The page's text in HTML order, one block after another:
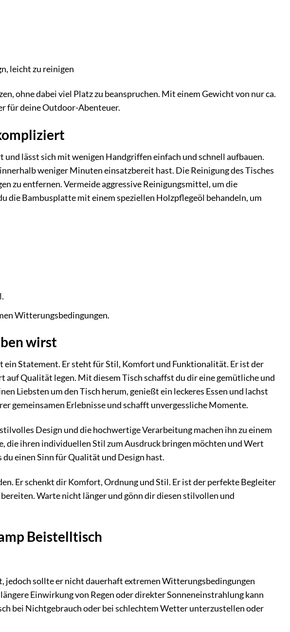
leicht zu reinigen
ohne dabei viel Platz zu beanspruchen. Mit einem Gewicht von nur ca.
für deine Outdoor-Abenteuer.
lässt sich mit wenigen Handgriffen einfach und schnell aufbauen.
weniger Minuten einsatzbereit hast. Die Reinigung des Tisches
zu entfernen. Vermeide aggressive Reinigungsmittel, um die
die Bambusplatte mit einem speziellen Holzpflegeöl behandeln, um
Witterungsbedingungen.
wirst
Statement. Er steht für Stil, Komfort und Funktionalität. Er ist der
auf Qualität legen. Mit diesem Tisch schaffst du dir eine gemütliche und
Liebsten um den Tisch herum, genießt ein leckeres Essen und lachst
gemeinsamen Erlebnisse und schafft unvergessliche Momente.
Design und die hochwertige Verarbeitung machen ihn zu einem
die ihren individuellen Stil zum Ausdruck bringen möchten und Wert
einen Sinn für Qualität und Design hast.
Er schenkt dir Komfort, Ordnung und Stil. Er ist der perfekte Begleiter
Warte nicht länger und gönn dir diesen stilvollen und
Beistelltisch
jedoch sollte er nicht dauerhaft extremen Witterungsbedingungen
Einwirkung von Regen oder direkter Sonneneinstrahlung kann
bei Nichtgebrauch oder bei schlechtem Wetter unterzustellen oder